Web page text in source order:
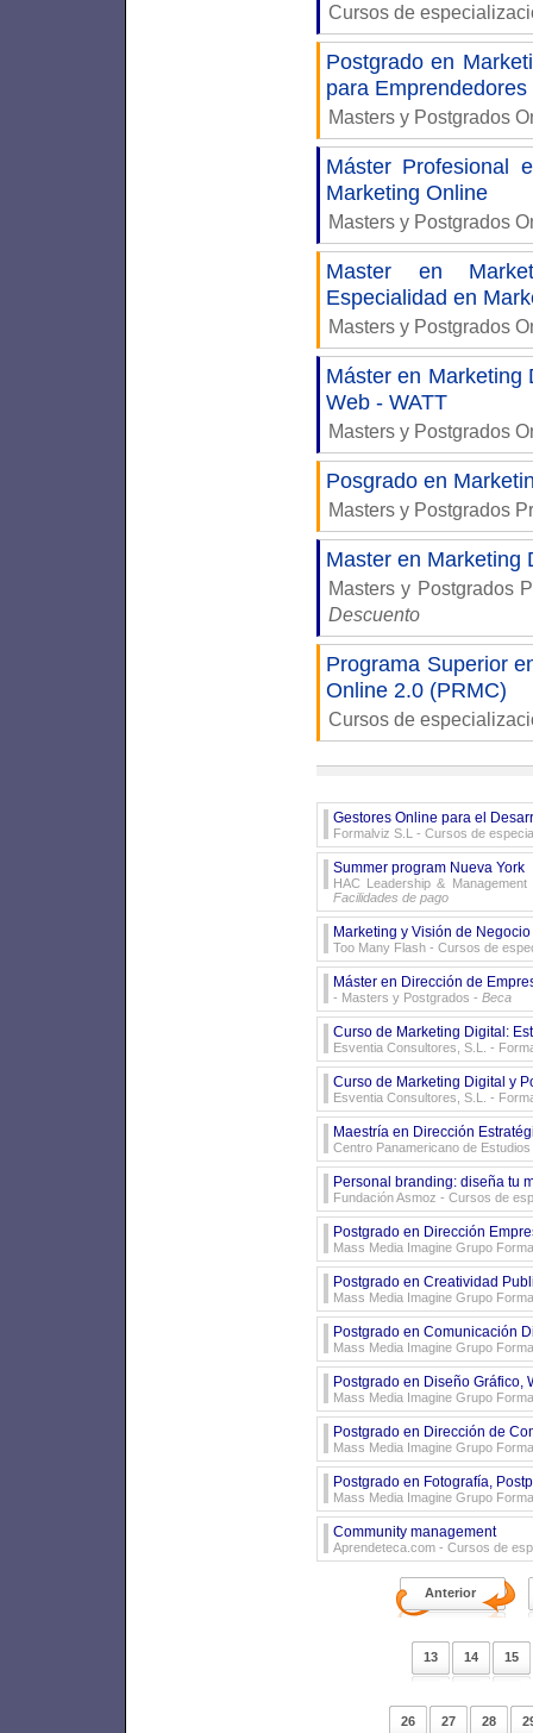
Cursos de
Postgrado en
para Emprendedores
Masters y Postgrados
Máster Profesional
Marketing Online
Masters y Postgrados
Master en
Especialidad en
Masters y Postgrados
Máster en Marketing
Web - WATT
Masters y Postgrados
Posgrado en
Masters y Postgrados
Master en Marketing
Masters y Postgrados
Descuento
Programa Superior
Online 2.0 (PRMC)
Cursos de
Gestores Online para el
Formalviz S.L - Cursos de
Summer program Nueva York
HAC Leadership &
Facilidades de pago
Marketing y Visión de
Too Many Flash - Cursos de
Máster en Dirección de
- Masters y Postgrados - Beca
Curso de Marketing Digital:
Esventia Consultores, S.L. -
Curso de Marketing Digital y
Esventia Consultores, S.L. -
Maestría en Dirección
Centro Panamericano de
Personal branding: diseña tu
Fundación Asmoz - Cursos de
Postgrado en Dirección
Mass Media Imagine Grupo
Postgrado en Creatividad
Mass Media Imagine Grupo
Postgrado en Comunicación
Mass Media Imagine Grupo
Postgrado en Diseño Gráfico,
Mass Media Imagine Grupo
Postgrado en Dirección de
Mass Media Imagine Grupo
Postgrado en Fotografía,
Mass Media Imagine Grupo
Community management
Aprendeteca.com - Cursos de
Anterior
13 14 15
26 27 28